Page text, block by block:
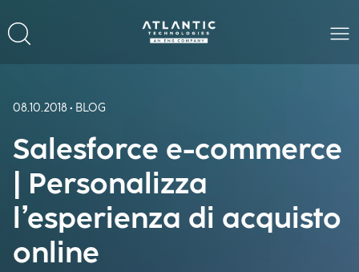
08.10.2018 • BLOG
Salesforce e-commerce
| Personalizza
l’esperienza di acquisto
online